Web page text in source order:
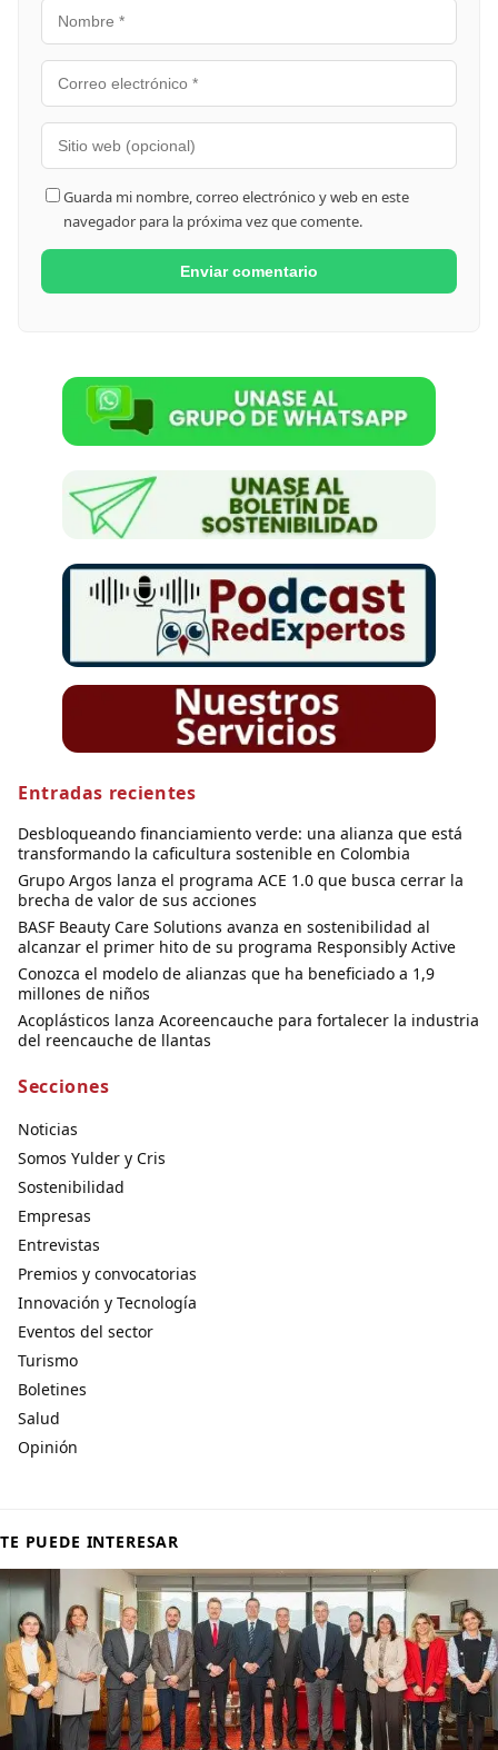
Guarda mi nombre, correo electrónico y web en este
navegador para la próxima vez que comente.
Entradas recientes
Desbloqueando financiamiento verde: una alianza que está
transformando la caficultura sostenible en Colombia
Grupo Argos lanza el programa ACE 1.0 que busca cerrar la
brecha de valor de sus acciones
BASF Beauty Care Solutions avanza en sostenibilidad al
alcanzar el primer hito de su programa Responsibly Active
Conozca el modelo de alianzas que ha beneficiado a 1,9
millones de niños
Acoplásticos lanza Acoreencauche para fortalecer la industria
del reencauche de llantas
Secciones
Noticias
Somos Yulder y Cris
Sostenibilidad
Empresas
Entrevistas
Premios y convocatorias
Innovación y Tecnología
Eventos del sector
Turismo
Boletines
Salud
Opinión
TE PUEDE INTERESAR